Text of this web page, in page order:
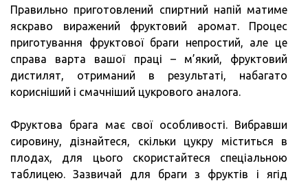
Правильно приготовлений спиртний напій матиме
яскраво виражений фруктовий аромат. Процес
приготування фруктової браги непростий, але це
справа варта вашої праці – м’який, фруктовий
дистилят, отриманий в результаті, набагато
корисніший і смачніший цукрового аналога.
Фруктова брага має свої особливості. Вибравши
сировину, дізнайтеся, скільки цукру міститься в
плодах, для цього скористайтеся спеціальною
таблицею. Зазвичай для браги з фруктів і ягід